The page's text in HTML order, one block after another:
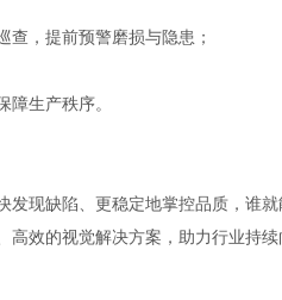
，提前预警磨损与隐患；
生产秩序。
现缺陷、更稳定地掌控品质，谁
效的视觉解决方案，助力行业持续